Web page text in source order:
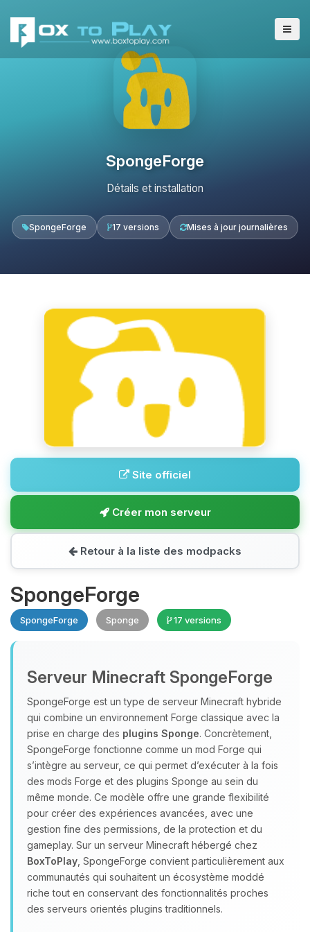
SpongeForge
Détails et installation
SpongeForge 17 versions Mises à jour journalières
Site officiel
Créer mon serveur
Retour à la liste des modpacks
SpongeForge
SpongeForge Sponge 17 versions
Serveur Minecraft SpongeForge
SpongeForge est un type de serveur Minecraft hybride
qui combine un environnement Forge classique avec la
prise en charge des plugins Sponge. Concrètement,
SpongeForge fonctionne comme un mod Forge qui
s’intègre au serveur, ce qui permet d’exécuter à la fois
des mods Forge et des plugins Sponge au sein du
même monde. Ce modèle offre une grande flexibilité
pour créer des expériences avancées, avec une
gestion fine des permissions, de la protection et du
gameplay. Sur un serveur Minecraft hébergé chez
BoxToPlay , SpongeForge convient particulièrement aux
communautés qui souhaitent un écosystème moddé
riche tout en conservant des fonctionnalités proches
des serveurs orientés plugins traditionnels.
Youpi, enfin quelqu’un pour me
parler ! Moi c’est Choupy, ton petit
assistant BoxToPlay. Dis-moi ce dont
tu as besoin et je vais remuer mes
petits circuits pour t’aider.
08/08/2026 à 09:20